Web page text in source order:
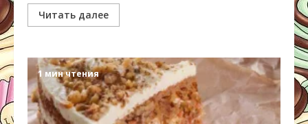
Читать далее
1 мин чтения